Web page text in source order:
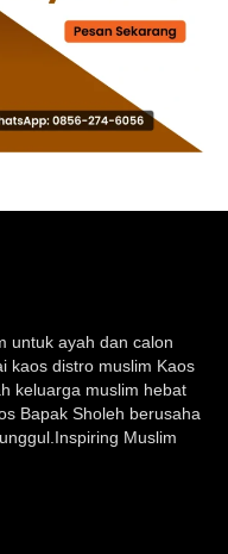
untuk ayah dan calon
kaos distro muslim Kaos
keluarga muslim hebat
Bapak Sholeh berusaha
Muslim